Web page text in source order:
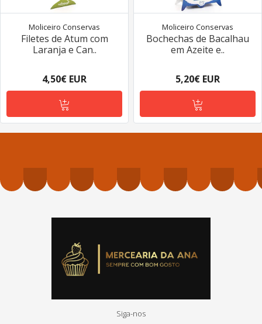
Moliceiro Conservas
Filetes de Atum com
Laranja e Can..
4,50€ EUR
Moliceiro Conservas
Bochechas de Bacalhau
em Azeite e..
5,20€ EUR
Siga-nos